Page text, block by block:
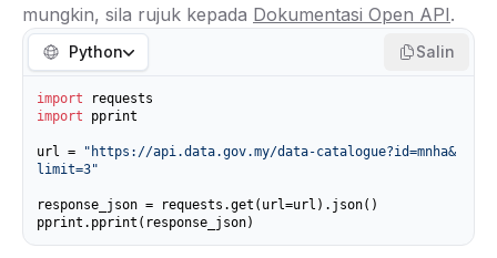
mungkin, sila rujuk kepada Dokumentasi Open API.
Python Salin
import
import pprint
url =
"https://api.data.gov.my/data-catalogue?id=mnha&
limit=3"
response_json = requests.get(url=url).json()
pprint.pprint(response_json)